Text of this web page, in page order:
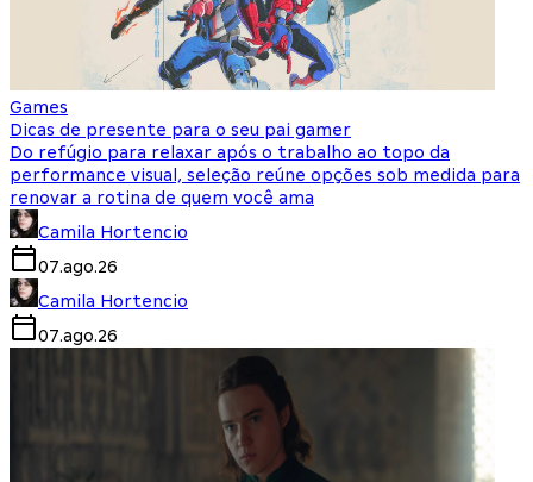
Games
Dicas de presente para o seu pai gamer
Do refúgio para relaxar após o trabalho ao topo da
performance visual, seleção reúne opções sob medida para
renovar a rotina de quem você ama
Camila Hortencio
07.ago.26
Camila Hortencio
07.ago.26